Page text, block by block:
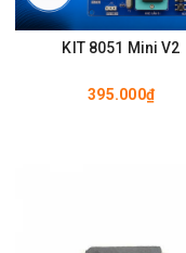
KIT 8051 Mini V2
395.000₫